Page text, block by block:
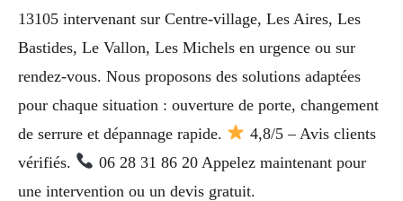
13105 intervenant sur Centre-village, Les Aires, Les
Bastides, Le Vallon, Les Michels en urgence ou sur
rendez-vous. Nous proposons des solutions adaptées
pour chaque situation : ouverture de porte, changement
de serrure et dépannage rapide.
4,8/5 – Avis clients
vérifiés.
06 28 31 86 20 Appelez maintenant pour
une intervention ou un devis gratuit.